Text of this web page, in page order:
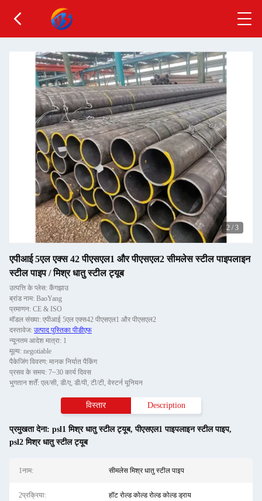
2 / 3
एपीआई 5एल एक्स 42 पीएसएल1 और पीएसएल2 सीमलेस स्टील पाइपलाइन
स्टील पाइप / मिश्र धातु स्टील ट्यूब
उत्पत्ति के प्लेस: कैंगझाउ
ब्रांड नाम: BaoYang
प्रमाणन: CE & ISO
मॉडल संख्या: एपीआई 5एल एक्स42 पीएसएल1 और पीएसएल2
दस्तावेज: उत्पाद पुस्तिका पीडीएफ
न्यूनतम आदेश मात्रा: 1
मूल्य: negotiable
पैकेजिंग विवरण: मानक निर्यात पैकिंग
प्रसव के समय: 7~30 कार्य दिवस
भुगतान शर्तें: एल/सी, डी/ए, डी/पी, टी/टी, वेस्टर्न यूनियन
विस्तार Description
प्रमुखता देना: psl1 मिश्र धातु स्टील ट्यूब,पीएसएल1 पाइपलाइन स्टील पाइप,
psl2 मिश्र धातु स्टील ट्यूब
1नाम: सीमलेस मिश्र धातु स्टील पाइप
2प्रक्रिया: हॉट रोल्ड कोल्ड रोल्ड कोल्ड ड्राय